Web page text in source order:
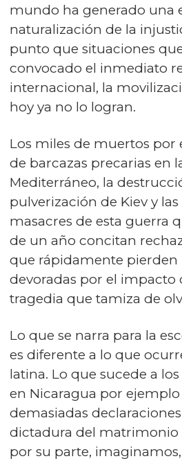
mundo ha generado una
naturalización de la
punto que situaciones
convocado el inmediato
internacional, la
hoy ya no lo logran.
Los miles de muertos
de barcazas precarias en
Mediterráneo, la
pulverización de Kiev y
masacres de esta guerra
de un año concitan
que rápidamente pierden
devoradas por el impacto
tragedia que tamiza de
Lo que se narra para la
es diferente a lo que
latina. Lo que sucede a
en Nicaragua por
demasiadas
dictadura del matrimonio
por su parte, imaginamos,